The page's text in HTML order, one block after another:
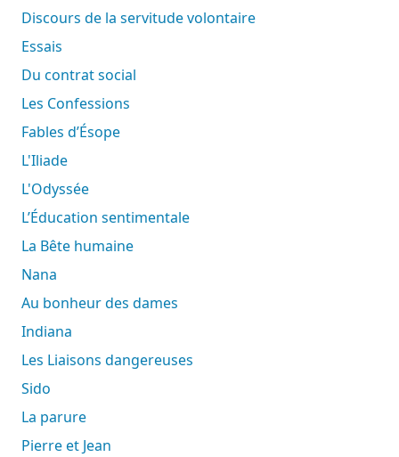
Discours de la servitude volontaire
Essais
Du contrat social
Les Confessions
Fables d’Ésope
L'Iliade
L'Odyssée
L’Éducation sentimentale
La Bête humaine
Nana
Au bonheur des dames
Indiana
Les Liaisons dangereuses
Sido
La parure
Pierre et Jean